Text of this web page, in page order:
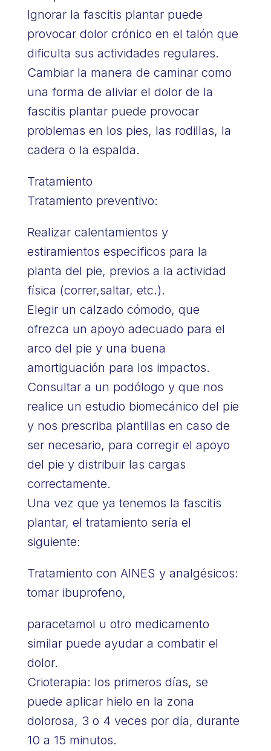
Ignorar la fascitis plantar puede
provocar dolor crónico en el talón que
dificulta sus actividades regulares.
Cambiar la manera de caminar como
una forma de aliviar el dolor de la
fascitis plantar puede provocar
problemas en los pies, las rodillas, la
cadera o la espalda.
Tratamiento
Tratamiento preventivo:
Realizar calentamientos y
estiramientos específicos para la
planta del pie, previos a la actividad
física (correr,saltar, etc.).
Elegir un calzado cómodo, que
ofrezca un apoyo adecuado para el
arco del pie y una buena
amortiguación para los impactos.
Consultar a un podólogo y que nos
realice un estudio biomecánico del pie
y nos prescriba plantillas en caso de
ser necesario, para corregir el apoyo
del pie y distribuir las cargas
correctamente.
Una vez que ya tenemos la fascitis
plantar, el tratamiento sería el
siguiente:
Tratamiento con AINES y analgésicos:
tomar ibuprofeno,
paracetamol u otro medicamento
similar puede ayudar a combatir el
dolor.
Crioterapia: los primeros días, se
puede aplicar hielo en la zona
dolorosa, 3 o 4 veces por día, durante
10 a 15 minutos.